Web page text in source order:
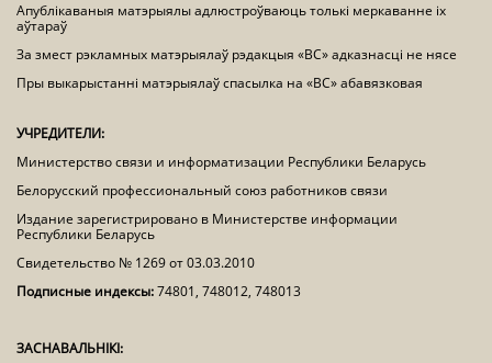
Апублікаваныя матэрыялы адлюстроўваюць толькі меркаванне іх
аўтараў
За змест рэкламных матэрыялаў рэдакцыя «ВС» адказнасці не нясе
Пры выкарыстанні матэрыялаў спасылка на «ВС» абавязковая
УЧРЕДИТЕЛИ:
Министерство связи и информатизации Республики Беларусь
Белорусский профессиональный союз работников связи
Издание зарегистрировано в Министерстве информации
Республики Беларусь
Свидетельство № 1269 от 03.03.2010
Подписные индексы:74801, 748012, 748013
ЗАСНАВАЛЬНІКІ: